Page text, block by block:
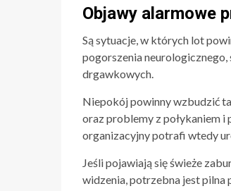
Objawy alarmowe
Są sytuacje, w których lot
pogorszenia
drgawkowych.
Niepokój powinny wzbudzić
oraz problemy z połykaniem
organizacyjny potrafi wtedy
Jeśli pojawiają się świeże
widzenia, potrzebna jest pilna